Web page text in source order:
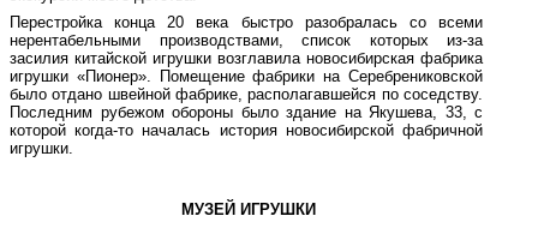
Перестройка конца 20 века быстро разобралась со всеми
нерентабельными производствами, список которых из-за
засилия китайской игрушки возглавила новосибирская фабрика
игрушки «Пионер». Помещение фабрики на Серебрениковской
было отдано швейной фабрике, располагавшейся по соседству.
Последним рубежом обороны было здание на Якушева, 33, с
которой когда-то началась история новосибирской фабричной
игрушки.
МУЗЕЙ ИГРУШКИ